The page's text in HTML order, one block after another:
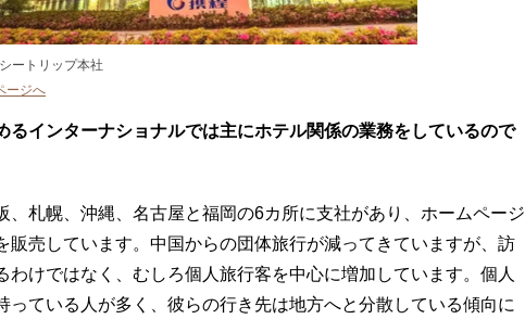
ートリップ本社
ージへ
インターナショナルでは主にホテル関係の業務をしているので
、札幌、沖縄、名古屋と福岡の6カ所に支社があり、ホームページ
販売しています。中国からの団体旅行が減ってきていますが、訪
わけではなく、むしろ個人旅行客を中心に増加しています。個人
っている人が多く、彼らの行き先は地方へと分散している傾向に